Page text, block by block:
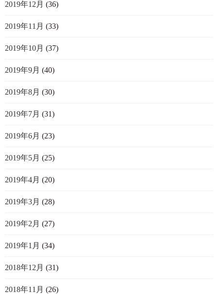
2019年12月 (36)
2019年11月 (33)
2019年10月 (37)
2019年9月 (40)
2019年8月 (30)
2019年7月 (31)
2019年6月 (23)
2019年5月 (25)
2019年4月 (20)
2019年3月 (28)
2019年2月 (27)
2019年1月 (34)
2018年12月 (31)
2018年11月 (26)